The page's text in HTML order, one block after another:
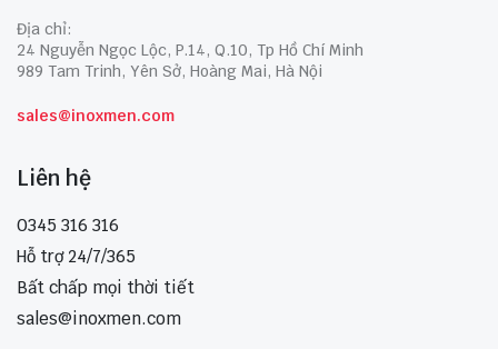
Địa chỉ:
24 Nguyễn Ngọc Lộc, P.14, Q.10, Tp Hồ Chí Minh
989 Tam Trinh, Yên Sở, Hoàng Mai, Hà Nội
sales@inoxmen.com
Liên hệ
0345 316 316
Hỗ trợ 24/7/365
Bất chấp mọi thời tiết
sales@inoxmen.com